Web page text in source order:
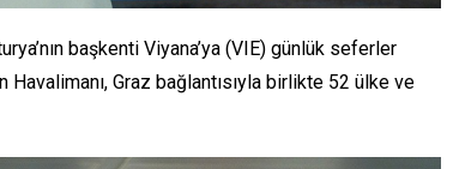
başkenti Viyana’ya (VIE) günlük seferler
Havalimanı, Graz bağlantısıyla birlikte 52 ülke ve